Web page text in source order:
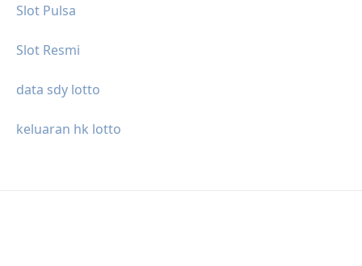
Slot Pulsa
Slot Resmi
data sdy lotto
keluaran hk lotto